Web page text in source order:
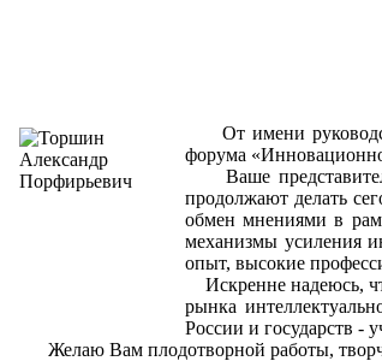
От имени
форума
Ваше
продолжают делать
обмен мнениями в
механизмы усиления
опыт, высокие
Искренне надеюсь,
рынка
России и государств -
Желаю Вам плодотворной работы,